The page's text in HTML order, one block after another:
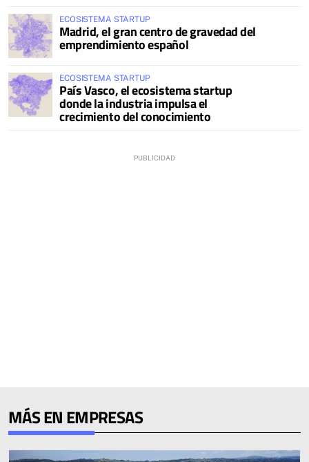
ECOSISTEMA STARTUP
Madrid, el gran centro de gravedad del
emprendimiento español
ECOSISTEMA STARTUP
País Vasco, el ecosistema startup
donde la industria impulsa el
crecimiento del conocimiento
MÁS EN EMPRESAS